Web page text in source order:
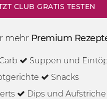
CLUB GRATIS TESTEN
mehr Premium
Suppen und
Snacks
Dips und Aufstriche